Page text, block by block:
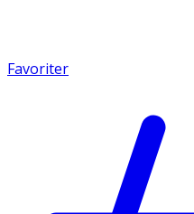
Favoriter